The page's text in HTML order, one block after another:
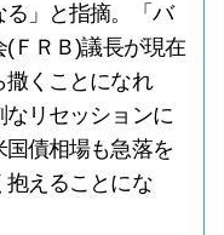
る」と指摘。「バ
ＦＲＢ)議長が現在
撒くことになれ
なリセッションに
国債相場も急落を
抱えることにな